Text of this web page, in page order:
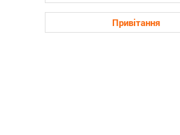
Привітання